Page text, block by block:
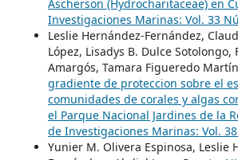
Ascherson (Hydrocharitaceae) en
Investigaciones Marinas: Vol. 33
Leslie Hernández-Fernández,
López, Lisadys B. Dulce Sotolongo,
Amargós, Tamara Figueredo
gradiente de proteccion sobre el
comunidades de corales y algas
el Parque Nacional Jardines de la
de Investigaciones Marinas: Vol.
Yunier M. Olivera Espinosa, Leslie